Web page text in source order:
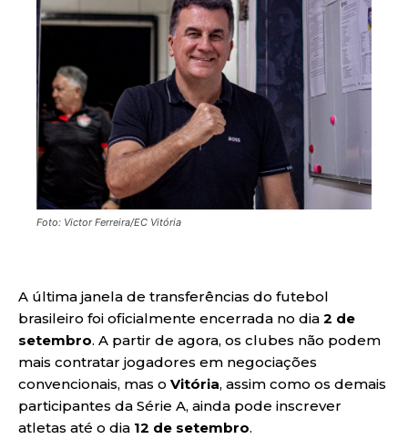
Foto: Victor Ferreira/EC Vitória
A última janela de transferências do futebol
brasileiro foi oficialmente encerrada no dia 2 de
setembro. A partir de agora, os clubes não podem
mais contratar jogadores em negociações
convencionais, mas o Vitória, assim como os demais
participantes da Série A, ainda pode inscrever
atletas até o dia 12 de setembro.